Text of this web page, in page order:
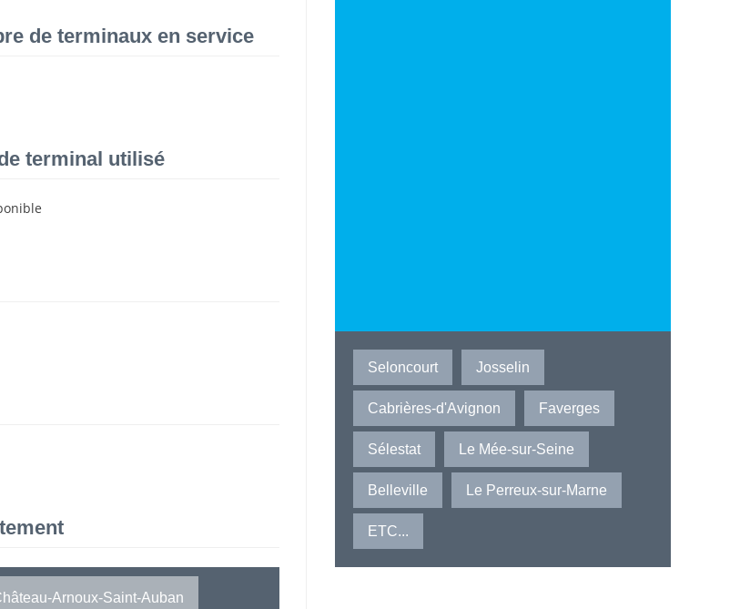
de terminaux en service
terminal utilisé
Arnoux-Saint-Auban
Seloncourt Josselin
Cabrières-d'Avignon Faverges
Sélestat Le Mée-sur-Seine
Belleville Le Perreux-sur-Marne
ETC...